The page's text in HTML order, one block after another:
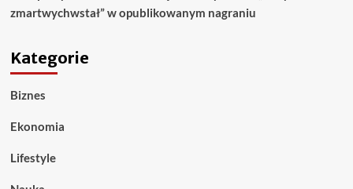
zmartwychwstał” w opublikowanym nagraniu
Kategorie
Biznes
Ekonomia
Lifestyle